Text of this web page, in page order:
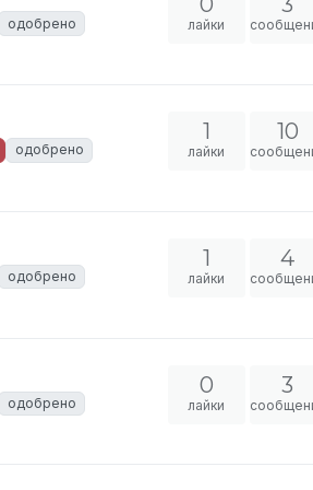
одобрено
лайки
одобрено
1
лайки
10
одобрено
1
лайки
4
одобрено
0
лайки
3